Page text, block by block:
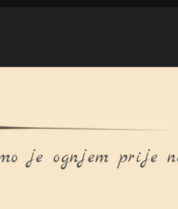
je ognjem prije